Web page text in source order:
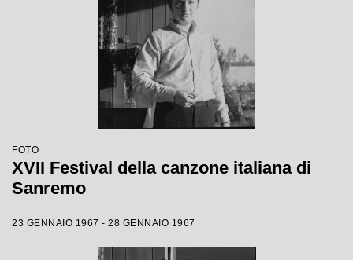
FOTO
XVII Festival della canzone italiana di
Sanremo
23 GENNAIO 1967 - 28 GENNAIO 1967